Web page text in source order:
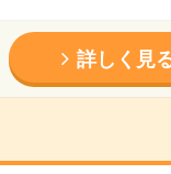
詳しく見